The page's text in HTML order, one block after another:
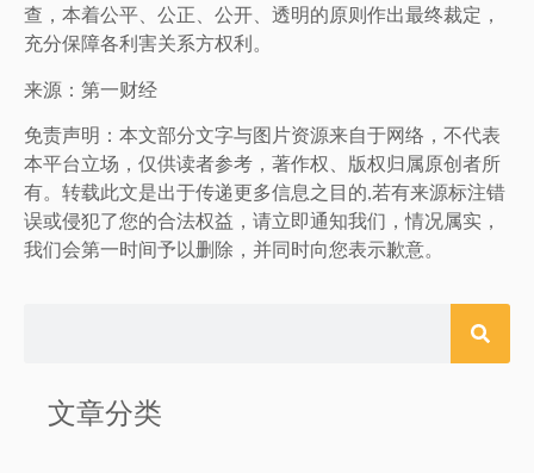
查，本着公平、公正、公开、透明的原则作出最终裁定，
充分保障各利害关系方权利。
来源：第一财经
免责声明：本文部分文字与图片资源来自于网络，不代表
本平台立场，仅供读者参考，著作权、版权归属原创者所
有。转载此文是出于传递更多信息之目的,若有来源标注错
误或侵犯了您的合法权益，请立即通知我们，情况属实，
我们会第一时间予以删除，并同时向您表示歉意。
文章分类